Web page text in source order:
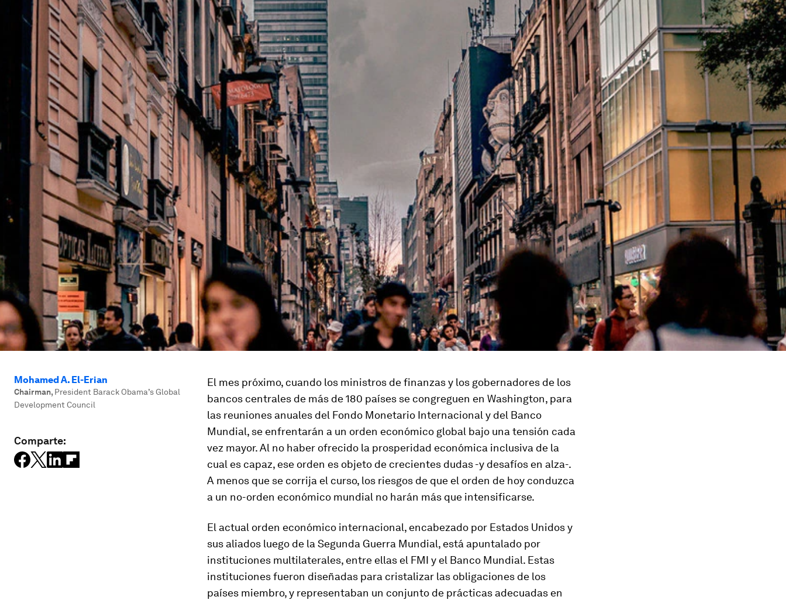
Mohamed A. El-Erian
Chairman, President Barack Obama’s Global
Development Council
Comparte:
El mes próximo, cuando los ministros de finanzas y los gobernadores de los
bancos centrales de más de 180 países se congreguen en Washington, para
las reuniones anuales del Fondo Monetario Internacional y del Banco
Mundial, se enfrentarán a un orden económico global bajo una tensión cada
vez mayor. Al no haber ofrecido la prosperidad económica inclusiva de la
cual es capaz, ese orden es objeto de crecientes dudas -y desafíos en alza-.
A menos que se corrija el curso, los riesgos de que el orden de hoy conduzca
a un no-orden económico mundial no harán más que intensificarse.
El actual orden económico internacional, encabezado por Estados Unidos y
sus aliados luego de la Segunda Guerra Mundial, está apuntalado por
instituciones multilaterales, entre ellas el FMI y el Banco Mundial. Estas
instituciones fueron diseñadas para cristalizar las obligaciones de los
países miembro, y representaban un conjunto de prácticas adecuadas en